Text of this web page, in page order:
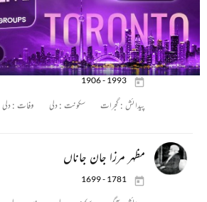
پیدائش :میڈک سکونت : وفات :
مالک رام
1906 - 1993
پیدائش : گجرات سکونت :دلی وفات :دلی
مظہر مرزا جان جاناں
1699 - 1781